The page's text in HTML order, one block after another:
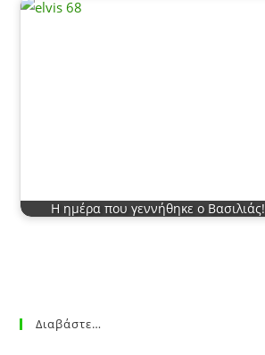
Η ημέρα που γεννήθηκε ο Βασιλιάς!
Διαβάστε…